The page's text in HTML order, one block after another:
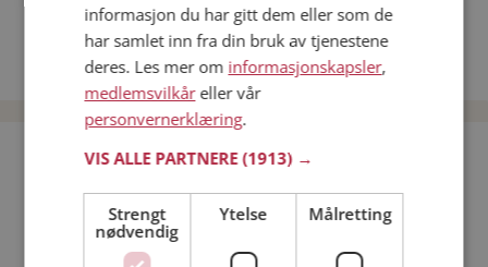
Menn fra Stjørdal
Date kvinner i Norge
Date menn i Norge
Bli medlem gratis!
Jeg er en: Kvinne
informasjon du har gitt dem eller som de
har samlet inn fra din bruk av tjenestene
deres. Les mer om informasjonskapsler,
medlemsvilkåreller vår
personvernerklæring.
VIS ALLE PARTNERE(1913) →
Strengt
nødvendig
Ytelse Målretting